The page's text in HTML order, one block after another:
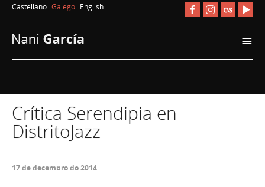
Castellano Galego English
i
Crítica Serendipia en
DistritoJazz
17 de decembro do 2014